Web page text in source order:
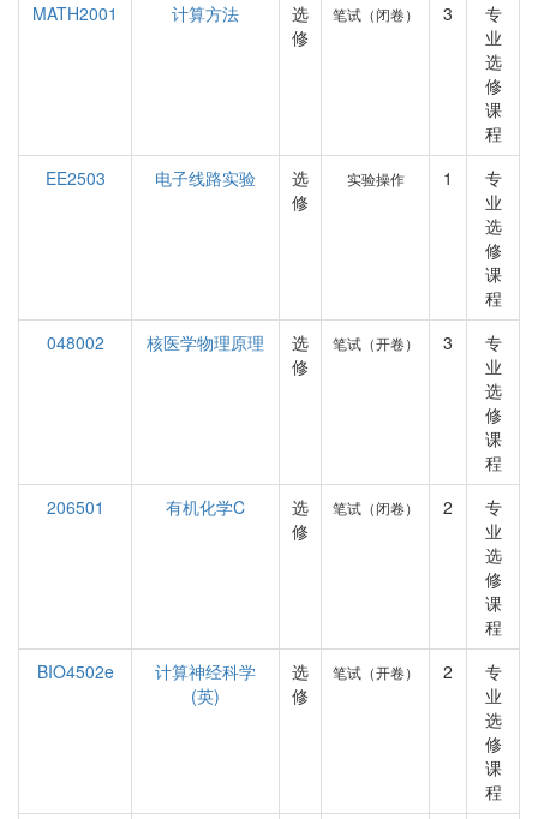
MATH2001 计算方法
选
修
笔试（闭卷） 3
专
业
选
修
课
程
EE2503
电子线路实验
选
修
实验操作 1
专
业
选
修
课
程
048002
核医学物理原理
选
修
笔试（开卷） 3
专
业
选
修
课
程
206501
有机化学C
选
修
笔试（闭卷） 2
专
业
选
修
课
程
BIO4502e
计算神经科学
(英)
选
修
笔试（开卷） 2
专
业
选
修
课
程